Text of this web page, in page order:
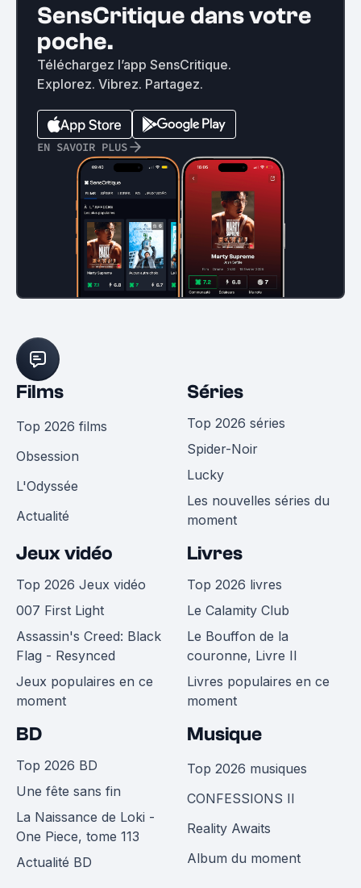
SensCritique dans votre
poche.
Téléchargez l’app SensCritique.
Explorez. Vibrez. Partagez.
EN SAVOIR PLUS
Films
Top 2026 films
Obsession
L'Odyssée
Actualité
Séries
Top 2026 séries
Spider-Noir
Lucky
Les nouvelles séries du
moment
Jeux vidéo
Top 2026 Jeux vidéo
007 First Light
Assassin's Creed: Black
Flag - Resynced
Jeux populaires en ce
moment
Livres
Top 2026 livres
Le Calamity Club
Le Bouffon de la
couronne, Livre II
Livres populaires en ce
moment
BD
Top 2026 BD
Une fête sans fin
La Naissance de Loki -
One Piece, tome 113
Actualité BD
Musique
Top 2026 musiques
CONFESSIONS II
Reality Awaits
Album du moment